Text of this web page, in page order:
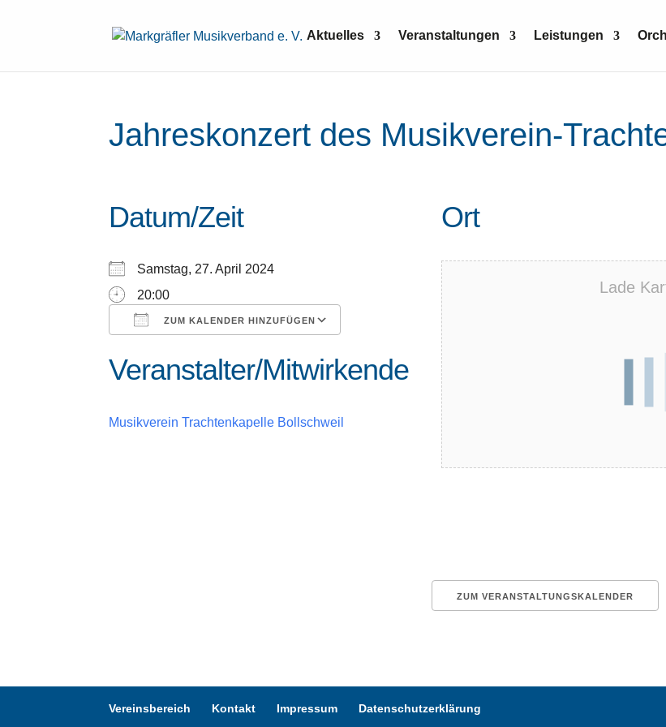
Aktuelles Veranstaltungen Leistungen
Jahreskonzert des Musikverein-
Datum/Zeit
Samstag, 27. April 2024
20:00
ZUM KALENDER HINZUFÜGEN
ICS herunterladen
Google Kalender
iCalendarOffice 365Outlook Live
Veranstalter/Mitwirkende
Musikverein Trachtenkapelle Bollschweil
Ort
Lade
ZUM VERANSTALTUNGSKALENDER
Vereinsbereich Kontakt Impressum Datenschutzerklärung